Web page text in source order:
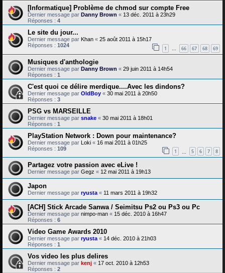
[Informatique] Problème de chmod sur compte Free
Dernier message par Danny Brown « 13 déc. 2011 à 23h29
Réponses : 4
Le site du jour...
Dernier message par Khan « 25 août 2011 à 15h17
Réponses : 1024 1 … 66 67 68 69
Musiques d'anthologie
Dernier message par Danny Brown « 29 juin 2011 à 14h54
Réponses : 1
C'est quoi ce délire merdique....Avec les dindons?
Dernier message par OldBoy « 30 mai 2011 à 20h50
Réponses : 3
PSG vs MARSEILLE
Dernier message par snake « 30 mai 2011 à 18h01
Réponses : 1
PlayStation Network : Down pour maintenance?
Dernier message par Loki « 16 mai 2011 à 01h25
Réponses : 109 1 5 6 7 8
Partagez votre passion avec eLive !
Dernier message par Gegz « 12 mai 2011 à 19h13
Japon
Dernier message par ryusta« 11 mars 2011 à 19h32
[ACH] Stick Arcade Sanwa / Seimitsu Ps2 ou Ps3 ou Pc
Dernier message par nimpo-man « 15 déc. 2010 à 16h47
Réponses : 6
Video Game Awards 2010
Dernier message par ryusta« 14 déc. 2010 à 21h03
Réponses : 1
Vos video les plus delires
Dernier message par kenj « 17 oct. 2010 à 12h53
Réponses : 2